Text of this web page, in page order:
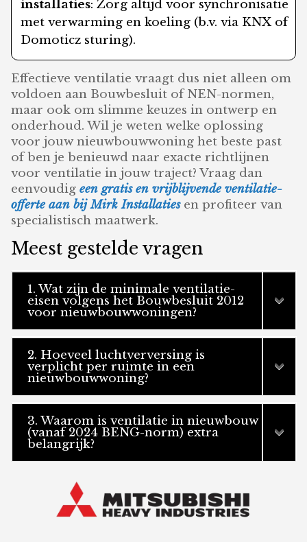
installaties: Zorg altijd voor synchronisatie
met verwarming en koeling (b.v. via KNX of
Domoticz sturing).
Effectieve ventilatie vraagt dus niet alleen om
voldoen aan Bouwbesluit of NEN-normen,
maar ook om slimme keuzes in ontwerp en
onderhoud. Wil je weten welke oplossing
voor jouw nieuwbouwwoning het beste past
of ben je benieuwd naar exacte richtlijnen
voor ventilatie in jouw traject? Vraag dan
eenvoudigeen gratis en vrijblijvende ventilatie-
offerte aan bij Mirk Installatiesen profiteer van
specialistisch maatwerk.
Meest gestelde vragen
1. Wat zijn de minimale ventilatie-
eisen volgens het Bouwbesluit 2012
voor nieuwbouwwoningen?
2. Hoeveel luchtverversing is
verplicht per ruimte in een
nieuwbouwwoning?
3. Waarom is ventilatie in nieuwbouw
(vanaf 2024 BENG-norm) extra
belangrijk?